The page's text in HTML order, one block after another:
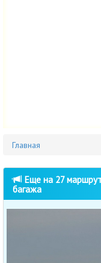
Главная
Еще на 27
багажа